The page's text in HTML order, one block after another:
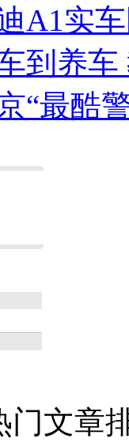
A1实
到养
“最酷
门文章